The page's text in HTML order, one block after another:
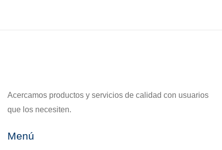
Acercamos productos y servicios de calidad con usuarios
que los necesiten.
Menú